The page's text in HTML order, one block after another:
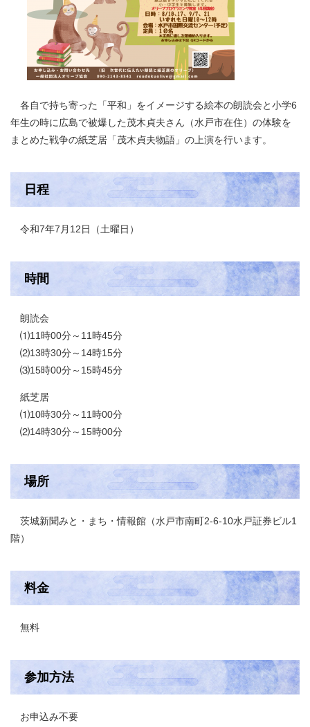
各自で持ち寄った「平和」をイメージする絵本の朗読会と小学6
年生の時に広島で被爆した茂木貞夫さん（水戸市在住）の体験を
まとめた戦争の紙芝居「茂木貞夫物語」の上演を行います。
日程
令和7年7月12日（土曜日）
時間
朗読会
⑴11時00分～11時45分
⑵13時30分～14時15分
⑶15時00分～15時45分
紙芝居
⑴10時30分～11時00分
⑵14時30分～15時00分
場所
茨城新聞みと・まち・情報館（水戸市南町2-6-10水戸証券ビル1
階）
料金
無料
参加方法
お申込み不要